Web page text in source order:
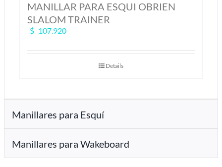
MANILLAR PARA ESQUI OBRIEN
SLALOM TRAINER
$ 107.920
Details
Manillares para Esquí
Manillares para Wakeboard